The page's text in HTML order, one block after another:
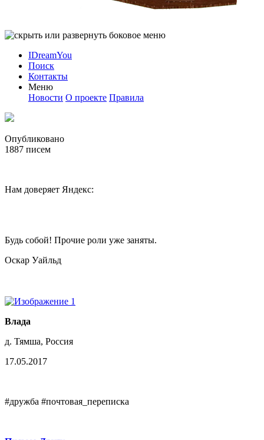
IDreamYou
Поиск
Контакты
Меню
Новости О проекте Правила
Опубликовано
1887 писем
Нам доверяет Яндекс:
Будь собой! Прочие роли уже заняты.
Оскар Уайльд
Влада
д. Тямша, Россия
17.05.2017
#дружба #почтовая_переписка